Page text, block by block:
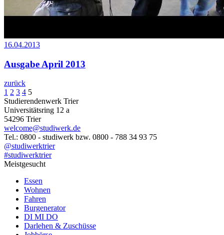
16.04.2013
Ausgabe April 2013
zurück
1 2 3 4 5
Studierendenwerk Trier
Universitätsring 12 a
54296 Trier
welcome@studiwerk.de
Tel.: 0800 - studiwerk bzw. 0800 - 788 34 93 75
@studiwerktrier
#studiwerktrier
Meistgesucht
Essen
Wohnen
Fahren
Burgenerator
DI MI DO
Darlehen & Zuschüsse